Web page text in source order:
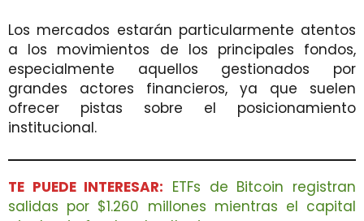
Los mercados estarán particularmente atentos
a los movimientos de los principales fondos,
especialmente aquellos gestionados por
grandes actores financieros, ya que suelen
ofrecer pistas sobre el posicionamiento
institucional.
TE PUEDE INTERESAR: ETFs de Bitcoin registran
salidas por $1.260 millones mientras el capital